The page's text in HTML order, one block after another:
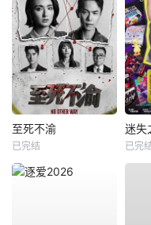
至死不渝
已完结
迷失
已完